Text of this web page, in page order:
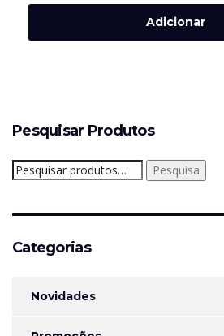
Adicionar
Pesquisar Produtos
Pesquisar
por:
Pesquisa
Categorias
Novidades